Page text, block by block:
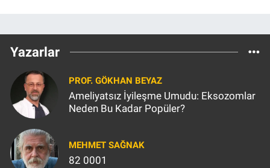
Yazarlar
PROF. GÖKHAN BEYAZ
Ameliyatsız İyileşme Umudu: Eksozomlar
Neden Bu Kadar Popüler?
MEHMET SAĞNAK
82 0001